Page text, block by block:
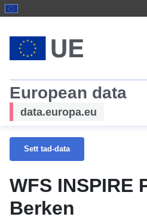
European data
data.europa.eu
Sett tad-data
WFS INSPIRE
Berken